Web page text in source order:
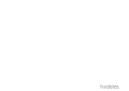
hirdetés